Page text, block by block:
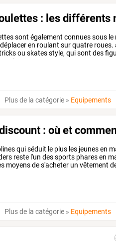
: les différents
sont également connuessous le
déplaceren roulant surquatre roues.
ou skatesstyle, quisont des
aussi,
Plus de la catégorie » Equipements
: où et
quiséduit le plus les jeunesen
reste l'un dessports pharesen
moyensdes'acheter un vêtement
Plus de la catégorie » Equipements